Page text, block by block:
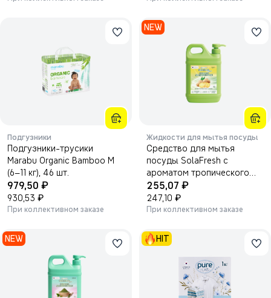
Подгузники
Подгузники-трусики
Marabu Organic Bamboo M
(6–11 кг), 46 шт.
979,50 ₽
930,53 ₽
При коллективном заказе
NEW
Жидкости для мытья посуды
Средство для мытья
посуды SolaFresh с
ароматом тропического
имбиря 1 500мл.
255,07 ₽
247,10 ₽
При коллективном заказе
NEW HIT